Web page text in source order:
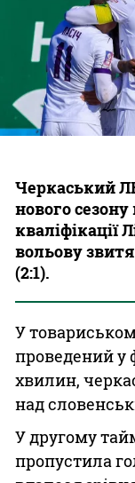
Черкаський
нового
кваліфікації
вольову
(2:1).
У
проведений у
хвилин,
над
У другому
пропустила